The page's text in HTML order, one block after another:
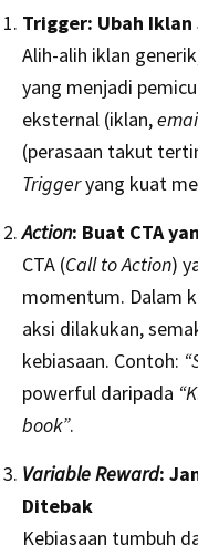
Trigger: Ubah Iklan
Alih-alih iklan
yang menjadi
eksternal (iklan,
(perasaan takut
Triggeryang kuat
Action: Buat CTA
CTA (Call to Action)
momentum. Dalam
aksi dilakukan,
kebiasaan. Contoh:
powerful daripada
book”.
Variable Reward:
Ditebak
Kebiasaan tumbuh